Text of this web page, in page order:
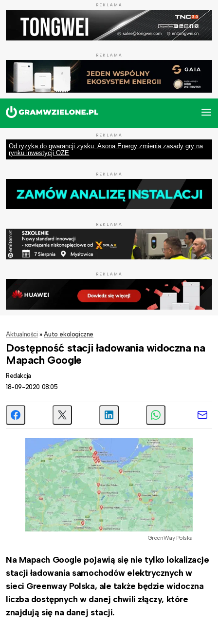
REKLAMA
REKLAMA
REKLAMA
Od ryzyka do gwarancji zysku. Asona Energy zmienia zasady gry na
rynku inwestycji OZE
REKLAMA
REKLAMA
REKLAMA
Aktualności » Auto ekologiczne
Dostępność stacji ładowania widoczna na
Mapach Google
Redakcja
18-09-2020 08:05
GreenWay Polska
Na Mapach Google pojawią się nie tylko lokalizacje
stacji ładowania samochodów elektrycznych w
sieci Greenway Polska, ale także będzie widoczna
liczba dostępnych w danej chwili złączy, które
znajdują się na danej stacji.